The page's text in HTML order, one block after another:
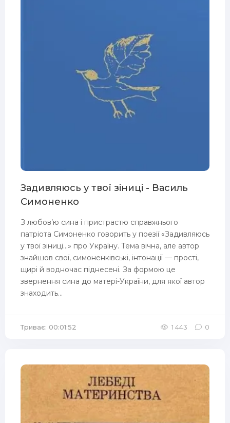
Задивляюсь у твої зіниці - Василь
Симоненко
З любов’ю сина і пристрастю справжнього
патріота Симоненко говорить у поезії «Задивляюсь
у твої зіниці...» про Україну. Тема вічна, але автор
знайшов свої, симоненківські, інтонації — прості,
щирі й водночас піднесені. За формою це
звернення сина до матері-України, для якої автор
знаходить...
Триває: 00:01:52 1 443 0